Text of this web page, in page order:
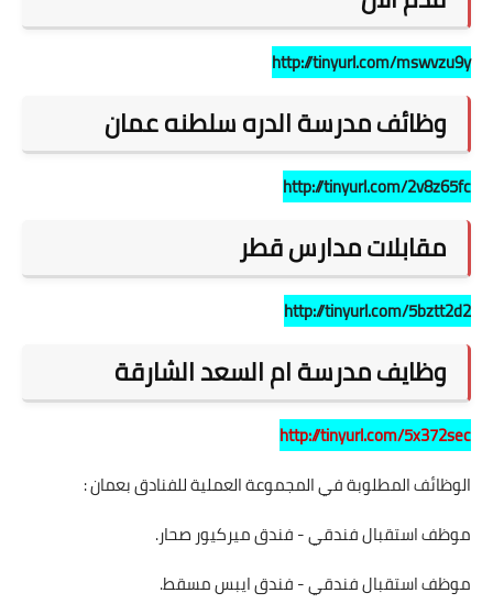
http://tinyurl.com/mswvzu9y
وظائف مدرسة الدره سلطنه عمان
http://tinyurl.com/2v8z65fc
مقابلات مدارس قطر
http://tinyurl.com/5bztt2d2
وظايف مدرسة ام السعد الشارقة
http://tinyurl.com/5x372sec
الوظائف المطلوبة في المجموعة العملية للفنادق بعمان :
موظف استقبال فندقي - فندق ميركيور صحار.
موظف استقبال فندقي - فندق ايبس مسقط.